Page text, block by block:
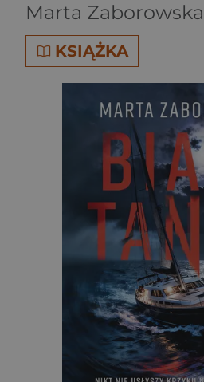
Marta Zaborowska
KSIĄŻKA